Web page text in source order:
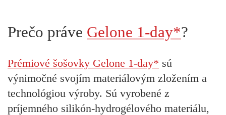
Prečo práve Gelone 1-day*?
Prémiové šošovky Gelone 1-day* sú
výnimočné svojím materiálovým zložením a
technológiou výroby. Sú vyrobené z
príjemného silikón-hydrogélového materiálu,